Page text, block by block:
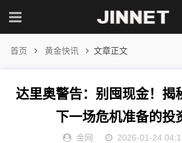
首页 黄金快讯 文章正文
达里奥警告：别囤现金！揭
下一场危机准备的投
金网 2026-01-24